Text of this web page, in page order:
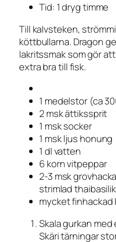
Tid: 1 dryg timme
Till kalvsteken,
köttbullarna. Dragon
lakritssmak som gör
extra bra till fisk.
1 medelstor (ca
2 msk ättikssprit
1 msk socker
1 msk ljus honung
1 dl vatten
6 korn vitpeppar
2-3 msk
strimlad
mycket finhackad
Skala gurkan
Skäri tärningar